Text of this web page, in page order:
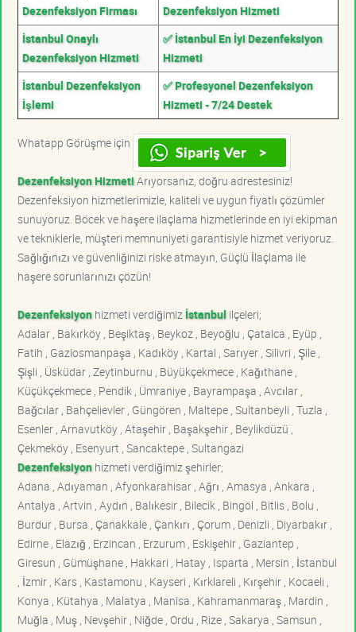
Dezenfeksiyon Firması
Dezenfeksiyon Hizmeti
İstanbul Onaylı
Dezenfeksiyon Hizmeti
✅ İstanbul En İyi Dezenfeksiyon
Hizmeti
İstanbul Dezenfeksiyon
İşlemi
✅ Profesyonel Dezenfeksiyon
Hizmeti - 7/24 Destek
Whatapp Görüşme için
Dezenfeksiyon HizmetiArıyorsanız, doğru adrestesiniz!
Dezenfeksiyon hizmetlerimizle, kaliteli ve uygun fiyatlı çözümler
sunuyoruz. Böcek ve haşere ilaçlama hizmetlerinde en iyi ekipman
ve tekniklerle, müşteri memnuniyeti garantisiyle hizmet veriyoruz.
Sağlığınızı ve güvenliğinizi riske atmayın, Güçlü İlaçlama ile
haşere sorunlarınızı çözün!
Dezenfeksiyonhizmeti verdiğimiz İstanbul ilçeleri;
Adalar , Bakırköy , Beşiktaş , Beykoz , Beyoğlu , Çatalca , Eyüp ,
Fatih , Gaziosmanpaşa , Kadıköy , Kartal , Sarıyer , Silivri , Şile ,
Şişli , Üsküdar , Zeytinburnu , Büyükçekmece , Kağıthane ,
Küçükçekmece , Pendik , Ümraniye , Bayrampaşa , Avcılar ,
Bağcılar , Bahçelievler , Güngören , Maltepe , Sultanbeyli , Tuzla ,
Esenler , Arnavutköy , Ataşehir , Başakşehir , Beylikdüzü ,
Çekmeköy , Esenyurt , Sancaktepe , Sultangazi
Dezenfeksiyonhizmeti verdiğimiz şehirler;
Adana , Adıyaman , Afyonkarahisar , Ağrı , Amasya , Ankara ,
Antalya , Artvin , Aydın , Balıkesir , Bilecik , Bingöl , Bitlis , Bolu ,
Burdur , Bursa , Çanakkale , Çankırı , Çorum , Denizli , Diyarbakır ,
Edirne , Elazığ , Erzincan , Erzurum , Eskişehir , Gaziantep ,
Giresun , Gümüşhane , Hakkari , Hatay , Isparta , Mersin , İstanbul
, İzmir , Kars , Kastamonu , Kayseri , Kırklareli , Kırşehir , Kocaeli ,
Konya , Kütahya , Malatya , Manisa , Kahramanmaraş , Mardin ,
Muğla , Muş , Nevşehir , Niğde , Ordu , Rize , Sakarya , Samsun ,